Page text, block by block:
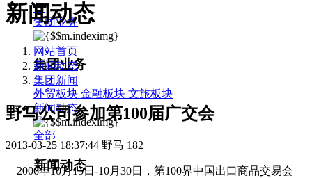
们
集团业务
集团业务
外贸板块 金融板块 文旅板块
新闻动态
全部
新闻动态
新闻动态
网站首页
新闻动态
集团新闻
野马公司参加第100届广交会
2013-03-25 18:37:44 野马 182
2006年10月15日-10月30日，第100界中国出口商品交易会